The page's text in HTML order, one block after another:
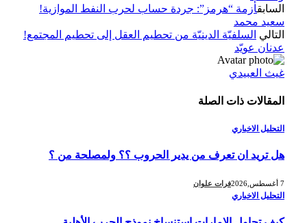
السابقأزمة “هرمز”: جردة حساب لحرب النفط الموازية!
سعيد محمد
التالي السلفيّة الدينيّة من تحطيم العقل إلى تحطيم المجتمع!
عدنان عويّد
غيث العبيدي
المقالاتذات الصلة
التحليل الاخباري
هل تريد ان تعرف من يدير الحروب ؟؟ ولمصلحة من ؟
فرات علوان
التحليل الاخباري